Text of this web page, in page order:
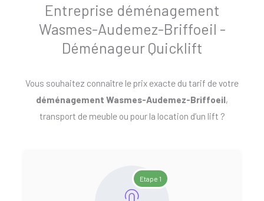
Entreprise déménagement
Wasmes-Audemez-Briffoeil -
Déménageur Quicklift
Vous souhaitez connaître le prix exacte du tarif de votre
déménagement Wasmes-Audemez-Briffoeil,
transport de meuble ou pour la location d’un lift ?
Etape 1